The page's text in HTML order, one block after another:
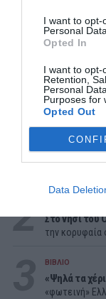
I want to opt-
Personal
Opted In
I want to opt-
Retention,
Personal
Purposes for
Opted Out
Data
1
2 Στο νησί του
την κορυφαία
ΒΙΒΛΙΟ
«Ψηλά τα
«φωτεινή»